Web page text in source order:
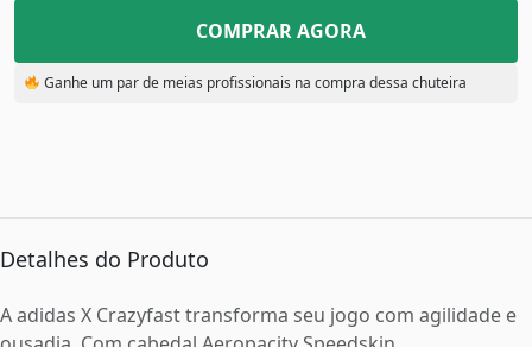
COMPRAR AGORA
Ganhe um par de meias profissionais na compra dessa chuteira
Detalhes do Produto
A adidas X Crazyfast transforma seu jogo com agilidade e